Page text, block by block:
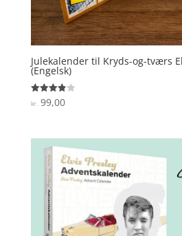
Julekalender til Kryds-og-tværs
(Engelsk)
Vurderet
3.9
kr. 99,00